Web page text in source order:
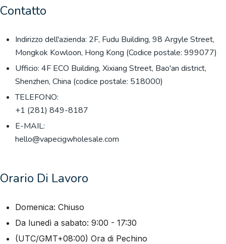
Contatto
Indirizzo dell'azienda: 2F, Fudu Building, 98 Argyle Street,
Mongkok Kowloon, Hong Kong (Codice postale: 999077)
Ufficio: 4F ECO Building, Xixiang Street, Bao'an district,
Shenzhen, China (codice postale: 518000)
TELEFONO:
+1 (281) 849-8187
E-MAIL:
hello@vapecigwholesale.com
Orario Di Lavoro
Domenica: Chiuso
Da lunedì a sabato: 9:00 - 17:30
(UTC/GMT+08:00) Ora di Pechino